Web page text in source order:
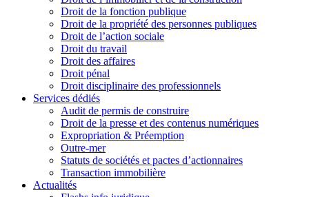
Droit de la fonction publique
Droit de la propriété des personnes publiques
Droit de l’action sociale
Droit du travail
Droit des affaires
Droit pénal
Droit disciplinaire des professionnels
Services dédiés
Audit de permis de construire
Droit de la presse et des contenus numériques
Expropriation & Préemption
Outre-mer
Statuts de sociétés et pactes d’actionnaires
Transaction immobilière
Actualités